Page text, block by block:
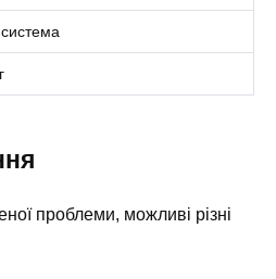
проблеми, можливі різні